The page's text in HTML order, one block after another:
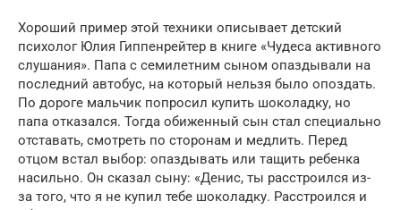
Хороший пример этой техники описывает детский
психолог Юлия Гиппенрейтер в книге «Чудеса активного
слушания». Папа с семилетним сыном опаздывали на
последний автобус, на который нельзя было опоздать.
По дороге мальчик попросил купить шоколадку, но
папа отказался. Тогда обиженный сын стал специально
отставать, смотреть по сторонам и медлить. Перед
отцом встал выбор: опаздывать или тащить ребенка
насильно. Он сказал сыну: «Денис, ты расстроился из-
за того, что я не купил тебе шоколадку. Расстроился и